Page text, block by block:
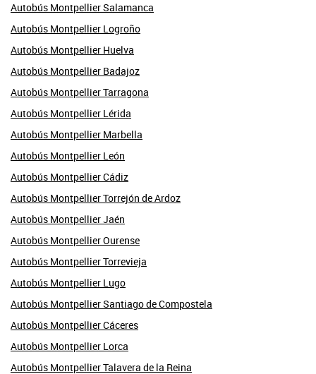
Autobús Montpellier Salamanca
Autobús Montpellier Logroño
Autobús Montpellier Huelva
Autobús Montpellier Badajoz
Autobús Montpellier Tarragona
Autobús Montpellier Lérida
Autobús Montpellier Marbella
Autobús Montpellier León
Autobús Montpellier Cádiz
Autobús Montpellier Torrejón de Ardoz
Autobús Montpellier Jaén
Autobús Montpellier Ourense
Autobús Montpellier Torrevieja
Autobús Montpellier Lugo
Autobús Montpellier Santiago de Compostela
Autobús Montpellier Cáceres
Autobús Montpellier Lorca
Autobús Montpellier Talavera de la Reina